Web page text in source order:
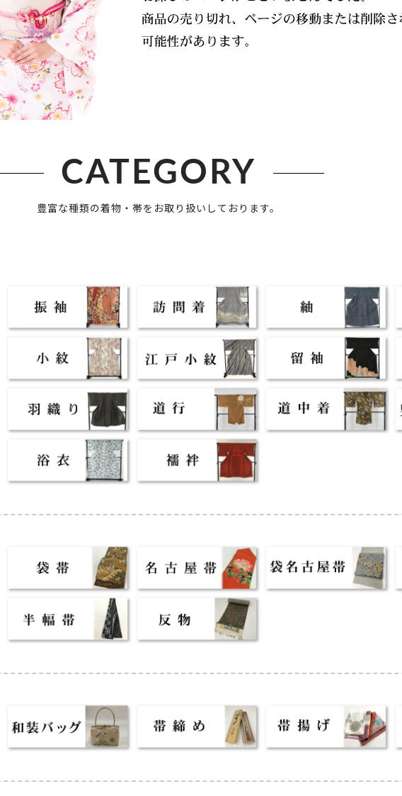
CATEGORY
豊富な種類の着物・帯をお取り扱いしております。